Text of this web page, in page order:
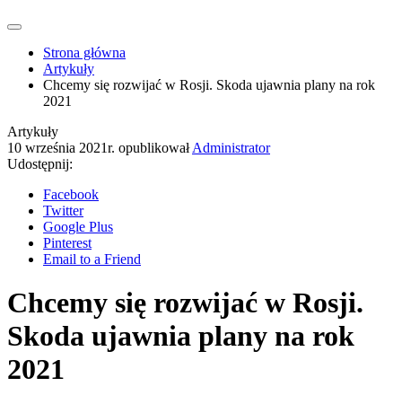
Strona główna
Artykuły
Chcemy się rozwijać w Rosji. Skoda ujawnia plany na rok
2021
Artykuły
10 września 2021r. opublikował Administrator
Udostępnij:
Facebook
Twitter
Google Plus
Pinterest
Email to a Friend
Chcemy się rozwijać w Rosji.
Skoda ujawnia plany na rok
2021